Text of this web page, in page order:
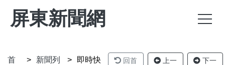
屏東新聞網
首
新聞列
即時快
回首
上一
下一